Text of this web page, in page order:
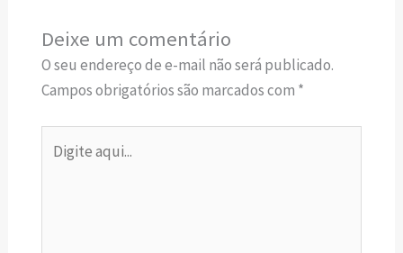
Deixe um comentário
O seu endereço de e-mail não será publicado.
Campos obrigatórios são marcados com *
aqui...